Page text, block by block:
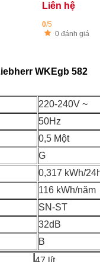
Liên hệ
0/5
0 đánh giá
WKEgb 582
220-240V ~
50Hz
0,5 Một
G
0,317 kWh/
116 kWh/năm
SN-ST
32dB
B